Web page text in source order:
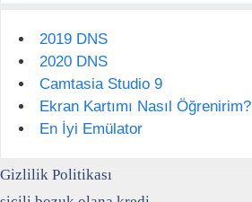
2019 DNS
2020 DNS
Camtasia Studio 9
Ekran Kartımı Nasıl Öğrenirim?
En İyi Emülator
Gizlilik Politikası